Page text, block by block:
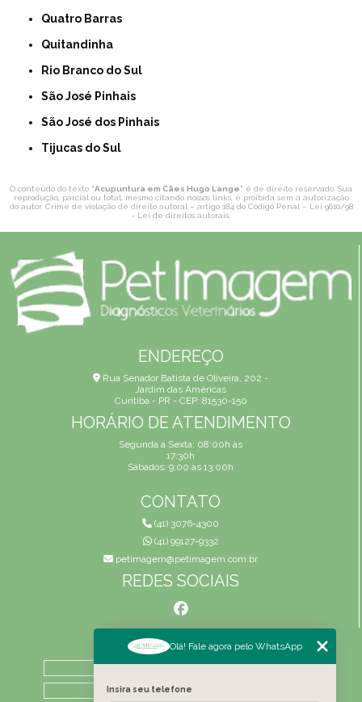
Quatro Barras
Quitandinha
Rio Branco do Sul
São José Pinhais
São José dos Pinhais
Tijucas do Sul
O conteúdo do texto "Acupuntura em Cães Hugo Lange" é de direito reservado. Sua
reprodução, parcial ou total, mesmo citando nossos links, é proibida sem a autorização
do autor. Crime de violação de direito autoral – artigo 184 do Código Penal – Lei 9610/98
- Lei de direitos autorais
ENDEREÇO
Rua Senador Batista de Oliveira, 202 -
Jardim das Américas
Curitiba - PR - CEP: 81530-150
HORÁRIO DE ATENDIMENTO
Segunda a Sexta: 08:00h às
17:30h
Sábados: 9:00 às 13:00h
CONTATO
(41) 3076-4300
(41) 99127-9332
petimagem@petimagem.com.br
REDES SOCIAIS
MENU
HOME
QUEM SOMOS
Olá! Fale agora pelo WhatsApp
Insira seu telefone